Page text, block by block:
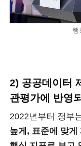
행
2) 공공데이터
관평가에 반영
2022년부터 정부
높게, 표준에 맞게